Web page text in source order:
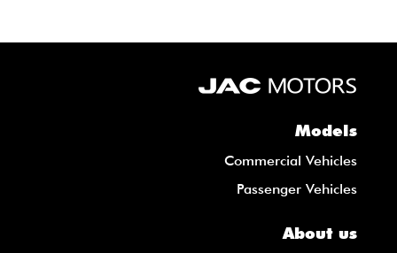
Models
Commercial Vehicles
Passenger Vehicles
About us